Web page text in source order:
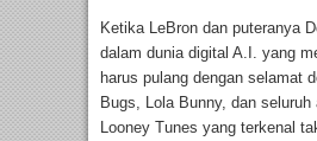
Ketika LeBron dan puteranya
dalam dunia digital A.I. yang
harus pulang dengan selamat
Bugs, Lola Bunny, dan seluruh
Looney Tunes yang terkenal